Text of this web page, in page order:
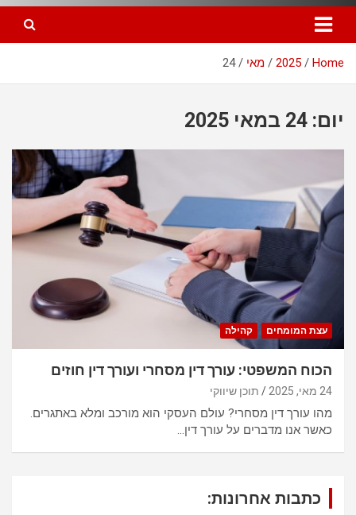
Home
2025 מאי 24
יום: 24 במאי 2025
עצת המומחים קהילה
הכוח המשפטי: עורך דין מסחרי ועורך דין חוזים
24 מאי, 2025 תוכן שיווקי
מהו עורך דין מסחרי? עולם העסקי הוא מורכב ומלא באתגרים.
כאשר אנו מדברים על עורך דין…
כתבות אחרונות: